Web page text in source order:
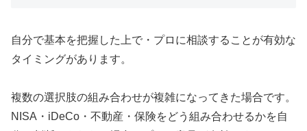
自分で基本を把握した上で・プロに相談することが有効な
タイミングがあります。
複数の選択肢の組み合わせが複雑になってきた場合です。
NISA・iDeCo・不動産・保険をどう組み合わせるかを自